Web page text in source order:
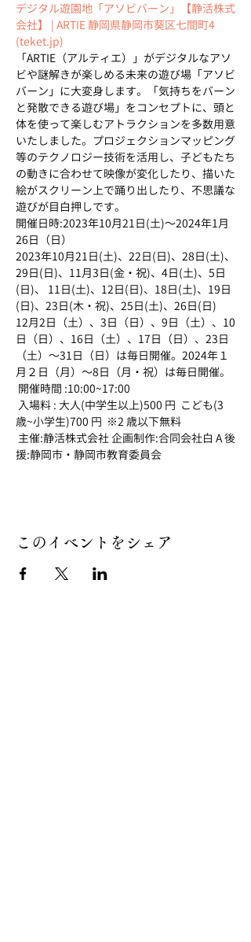
デジタル遊園地「アソビバーン」【静活株式
会社】 | ARTIE 静岡県静岡市葵区七間町4
(teket.jp)
「ARTIE（アルティエ）」がデジタルなアソ
ビや謎解きが楽しめる未来の遊び場「アソビ
バーン」に大変身します。「気持ちをバーン
と発散できる遊び場」をコンセプトに、頭と
体を使って楽しむアトラクションを多数用意
いたしました。プロジェクションマッピング
等のテクノロジー技術を活用し、子どもたち
の動きに合わせて映像が変化したり、描いた
絵がスクリーン上で踊り出したり、不思議な
遊びが目白押しです。
開催日時:2023年10月21日(土)～2024年1月
26日（日）
2023年10月21日(土)、22日(日)、28日(土)、
29日(日)、11月3日(金・祝)、4日(土)、5日
(日)、 11日(土)、12日(日)、18日(土)、19日
(日)、23日(木・祝)、25日(土)、26日(日)
12月2日（土）、3日（日）、9日（土）、10
日（日）、16日（土）、17日（日）、23日
（土）～31日（日）は毎日開催。2024年１
月２日（月）～8日（月・祝）は毎日開催。
開催時間 :10:00~17:00
入場料 : 大人(中学生以上)500 円  こども(3
歳~小学生)700 円  ※2 歳以下無料
主催:静活株式会社 企画制作:合同会社白 A 後
援:静岡市・静岡市教育委員会
このイベントをシェア